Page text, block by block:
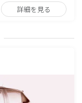
詳細を見る